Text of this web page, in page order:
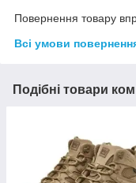
Повернення товару
Всі умови
Подібні товари